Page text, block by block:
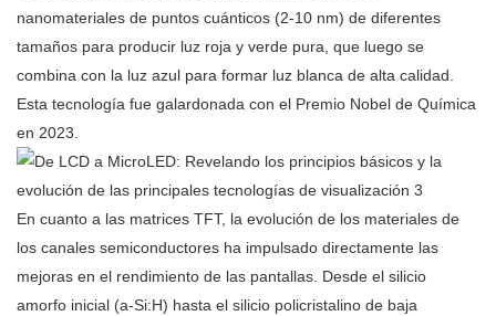
nanomateriales de puntos cuánticos (2-10 nm) de diferentes
tamaños para producir luz roja y verde pura, que luego se
combina con la luz azul para formar luz blanca de alta calidad.
Esta tecnología fue galardonada con el Premio Nobel de Química
en 2023.
En cuanto a las matrices TFT, la evolución de los materiales de
los canales semiconductores ha impulsado directamente las
mejoras en el rendimiento de las pantallas. Desde el silicio
amorfo inicial (a-Si:H) hasta el silicio policristalino de baja